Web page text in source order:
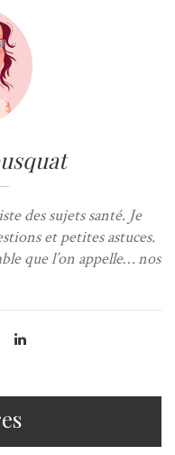
des sujets santé. Je
et petites astuces.
que l’on appelle… nos